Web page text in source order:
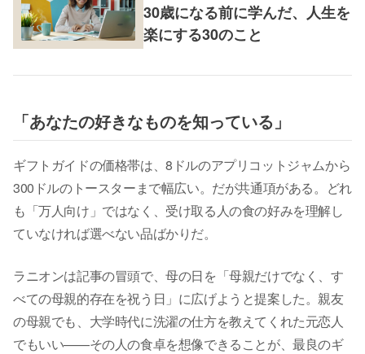
30歳になる前に学んだ、人生を
楽にする30のこと
「あなたの好きなものを知っている」
ギフトガイドの価格帯は、8ドルのアプリコットジャムから
300ドルのトースターまで幅広い。だが共通項がある。どれ
も「万人向け」ではなく、受け取る人の食の好みを理解し
ていなければ選べない品ばかりだ。
ラニオンは記事の冒頭で、母の日を「母親だけでなく、す
べての母親的存在を祝う日」に広げようと提案した。親友
の母親でも、大学時代に洗濯の仕方を教えてくれた元恋人
でもいい——その人の食卓を想像できることが、最良のギ